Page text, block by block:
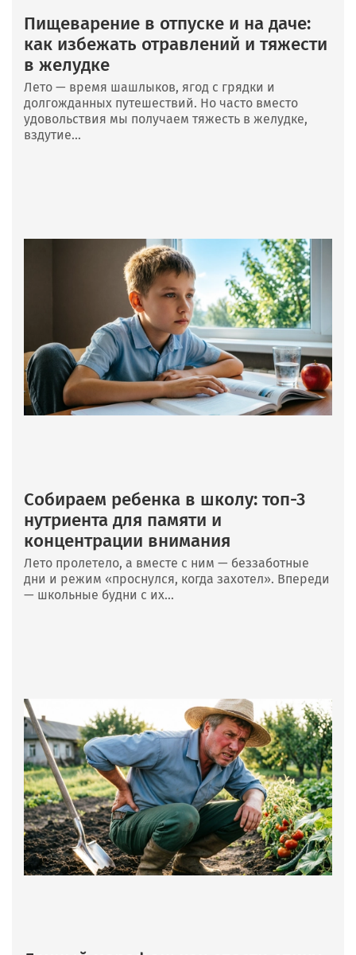
Пищеварение в отпуске и на даче:
как избежать отравлений и тяжести
в желудке
Лето — время шашлыков, ягод с грядки и
долгожданных путешествий. Но часто вместо
удовольствия мы получаем тяжесть в желудке,
вздутие...
Собираем ребенка в школу: топ-3
нутриента для памяти и
концентрации внимания
Лето пролетело, а вместе с ним — беззаботные
дни и режим «проснулся, когда захотел». Впереди
— школьные будни с их...